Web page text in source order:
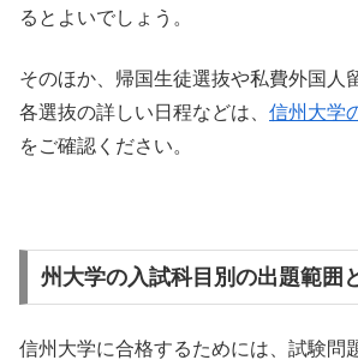
るとよいでしょう。
そのほか、帰国生徒選抜や私費外国人
各選抜の詳しい日程などは、 信州大学
をご確認ください。
州大学の入試科目別の出題範囲
信州大学に合格するためには、試験問